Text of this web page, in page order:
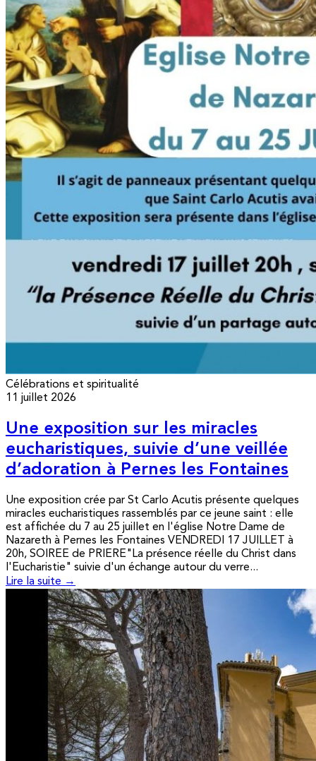
Célébrations et spiritualité
11 juillet 2026
Une exposition sur les miracles
eucharistiques, suivie d’une veillée
d’adoration à Pernes les Fontaines
Une exposition crée par St Carlo Acutis présente quelques
miracles eucharistiques rassemblés par ce jeune saint : elle
est affichée du 7 au 25 juillet en l'église Notre Dame de
Nazareth à Pernes les Fontaines VENDREDI 17 JUILLET à
20h, SOIREE de PRIERE"La présence réelle du Christ dans
l'Eucharistie" suivie d'un échange autour du verre...
Lire la suite →